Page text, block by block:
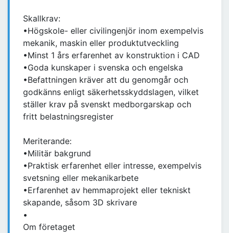
Skallkrav:
•Högskole- eller civilingenjör inom exempelvis
mekanik, maskin eller produktutveckling
•Minst 1 års erfarenhet av konstruktion i CAD
•Goda kunskaper i svenska och engelska
•Befattningen kräver att du genomgår och
godkänns enligt säkerhetsskyddslagen, vilket
ställer krav på svenskt medborgarskap och
fritt belastningsregister
Meriterande:
•Militär bakgrund
•Praktisk erfarenhet eller intresse, exempelvis
svetsning eller mekanikarbete
•Erfarenhet av hemmaprojekt eller tekniskt
skapande, såsom 3D skrivare
•
Om företaget